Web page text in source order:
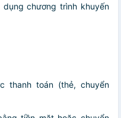
chương trình khuyến
thanh toán (thẻ, chuyển